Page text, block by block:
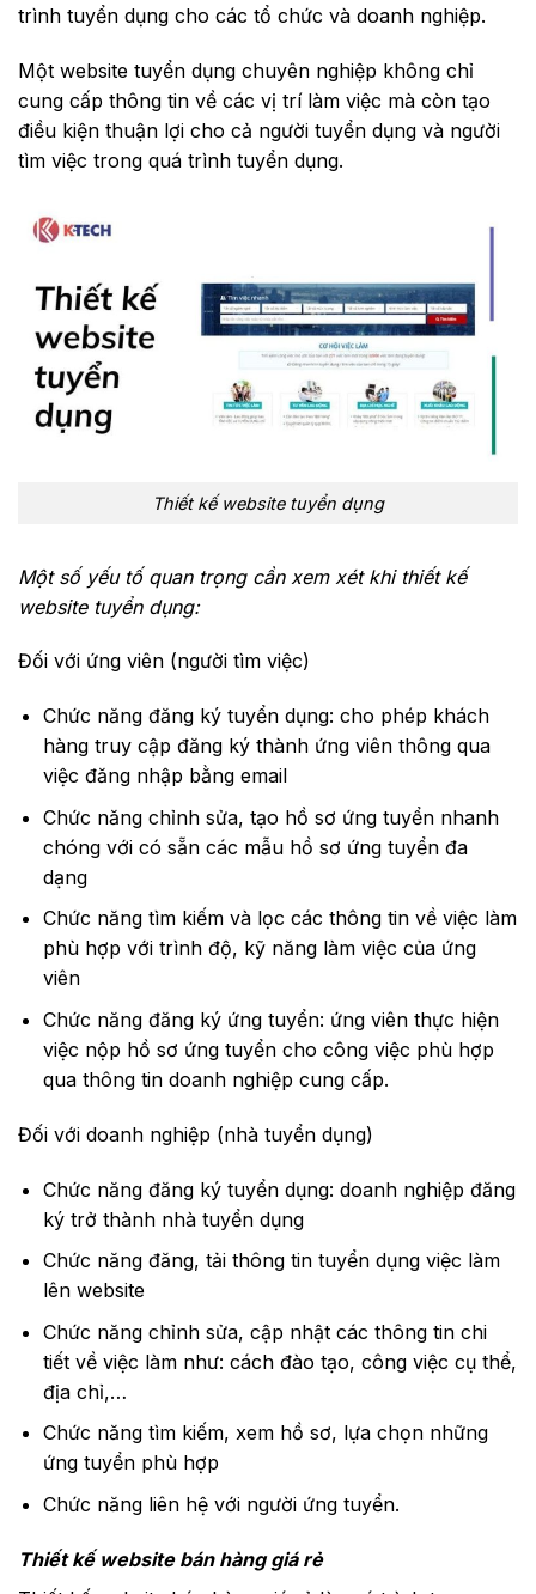
trình tuyển dụng cho các tổ chức và doanh nghiệp.
Một website tuyển dụng chuyên nghiệp không chỉ
cung cấp thông tin về các vị trí làm việc mà còn tạo
điều kiện thuận lợi cho cả người tuyển dụng và người
tìm việc trong quá trình tuyển dụng.
Thiết kế website tuyển dụng
Một số yếu tố quan trọng cần xem xét khi thiết kế
website tuyển dụng:
Đối với ứng viên (người tìm việc)
Chức năng đăng ký tuyển dụng: cho phép khách
hàng truy cập đăng ký thành ứng viên thông qua
việc đăng nhập bằng email
Chức năng chỉnh sửa, tạo hồ sơ ứng tuyển nhanh
chóng với có sẵn các mẫu hồ sơ ứng tuyển đa
dạng
Chức năng tìm kiếm và lọc các thông tin về việc làm
phù hợp với trình độ, kỹ năng làm việc của ứng
viên
Chức năng đăng ký ứng tuyển: ứng viên thực hiện
việc nộp hồ sơ ứng tuyển cho công việc phù hợp
qua thông tin doanh nghiệp cung cấp.
Đối với doanh nghiệp (nhà tuyển dụng)
Chức năng đăng ký tuyển dụng: doanh nghiệp đăng
ký trở thành nhà tuyển dụng
Chức năng đăng, tải thông tin tuyển dụng việc làm
lên website
Chức năng chỉnh sửa, cập nhật các thông tin chi
tiết về việc làm như: cách đào tạo, công việc cụ thể,
địa chỉ,…
Chức năng tìm kiếm, xem hồ sơ, lựa chọn những
ứng tuyển phù hợp
Chức năng liên hệ với người ứng tuyển.
Thiết kế website bán hàng giá rẻ